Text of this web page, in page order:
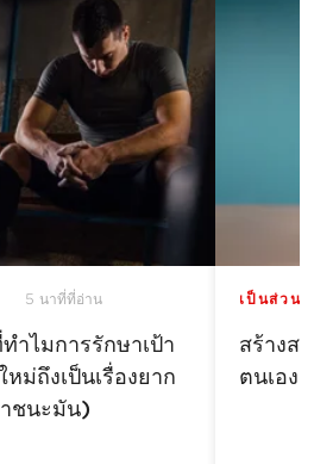
5 นาที่ที่อ่าน
ำไมการรักษาเป้า
ม่ถึงเป็นเรื่องยาก
ชนะมัน)
เป็นส่วน
สร้างส
ตนเอง